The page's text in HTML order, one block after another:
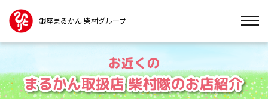
銀座まるかん 柴村グループ